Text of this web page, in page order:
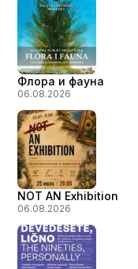
Флора и фауна
06.08.2026
NOT AN Exhibition
06.08.2026